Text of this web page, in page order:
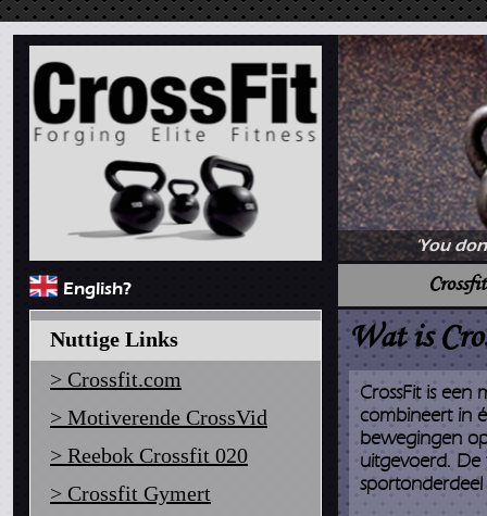
English?
Nuttige Links
> Crossfit.com
> Motiverende CrossVid
> Reebok Crossfit 020
> Crossfit Gymert
'You
Crossfit
Wat is
CrossFit is een
combineert in
bewegingen
uitgevoerd. De